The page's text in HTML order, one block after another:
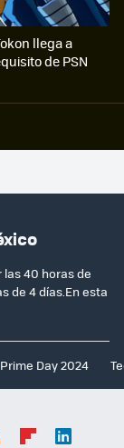
llega a
de PSN
40 horas de
de 4 días.En esta
Prime Day 2024